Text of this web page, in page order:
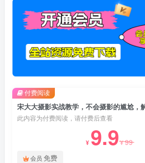
宋大大‮影摄‬实战教学，不会摄影的尴
此内容为付费阅读，请付费后查看
¥ 9.9¥99
会员 免费
付费阅读